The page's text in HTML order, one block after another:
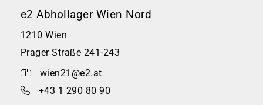
e2 Abhollager Wien Nord
1210 Wien
Prager Straße 241-243
wien21@e2.at
+43 1 290 80 90